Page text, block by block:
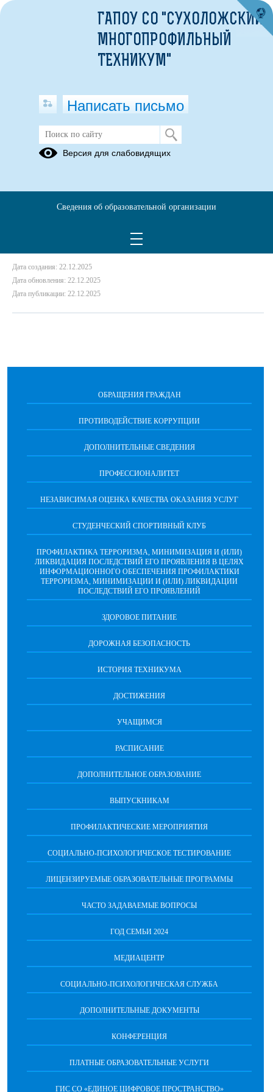
Профилактика экстремизма и
терроризма
ГО+дома.pdf (посмотреть)
(посмотреть)
Дата создания: 22.12.2025
Дата обновления: 22.12.2025
Дата публикации: 22.12.2025
ОБРАЩЕНИЯ ГРАЖДАН
ПРОТИВОДЕЙСТВИЕ КОРРУПЦИИ
ДОПОЛНИТЕЛЬНЫЕ СВЕДЕНИЯ
ПРОФЕССИОНАЛИТЕТ
НЕЗАВИСИМАЯ ОЦЕНКА КАЧЕСТВА ОКАЗАНИЯ УСЛУГ
СТУДЕНЧЕСКИЙ СПОРТИВНЫЙ КЛУБ
ПРОФИЛАКТИКА ТЕРРОРИЗМА, МИНИМИЗАЦИЯ И (ИЛИ)
ЛИКВИДАЦИЯ ПОСЛЕДСТВИЙ ЕГО ПРОЯВЛЕНИЯ В ЦЕЛЯХ
ИНФОРМАЦИОННОГО ОБЕСПЕЧЕНИЯ ПРОФИЛАКТИКИ
ТЕРРОРИЗМА, МИНИМИЗАЦИИ И (ИЛИ) ЛИКВИДАЦИИ
ПОСЛЕДСТВИЙ ЕГО ПРОЯВЛЕНИЙ
ЗДОРОВОЕ ПИТАНИЕ
ДОРОЖНАЯ БЕЗОПАСНОСТЬ
ИСТОРИЯ ТЕХНИКУМА
ДОСТИЖЕНИЯ
УЧАЩИМСЯ
РАСПИСАНИЕ
ДОПОЛНИТЕЛЬНОЕ ОБРАЗОВАНИЕ
ВЫПУСКНИКАМ
ПРОФИЛАКТИЧЕСКИЕ МЕРОПРИЯТИЯ
СОЦИАЛЬНО-ПСИХОЛОГИЧЕСКОЕ ТЕСТИРОВАНИЕ
ЛИЦЕНЗИРУЕМЫЕ ОБРАЗОВАТЕЛЬНЫЕ ПРОГРАММЫ
ЧАСТО ЗАДАВАЕМЫЕ ВОПРОСЫ
ГОД СЕМЬИ 2024
МЕДИАЦЕНТР
СОЦИАЛЬНО-ПСИХОЛОГИЧЕСКАЯ СЛУЖБА
ДОПОЛНИТЕЛЬНЫЕ ДОКУМЕНТЫ
КОНФЕРЕНЦИЯ
ПЛАТНЫЕ ОБРАЗОВАТЕЛЬНЫЕ УСЛУГИ
ГИС СО «ЕДИНОЕ ЦИФРОВОЕ ПРОСТРАНСТВО»
ГАПОУ СО "СУХОЛОЖСКИЙ
МНОГОПРОФИЛЬНЫЙ
ТЕХНИКУМ"
Написать письмо
Версия для слабовидящих
Сведения об образовательной организации